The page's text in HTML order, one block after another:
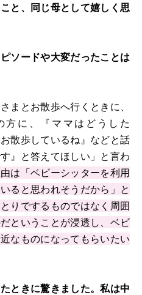
と、同じ母として嬉しく思
ソードや大変だったことは
まとお散歩へ行くときに、
に、『ママはどうした
散歩しているね』などと話
』と答えてほしい」と言わ
は「ベビーシッターを利用
ると思われそうだから」と
りでするものではなく周囲
ということが浸透し、ベビ
なものになってもらいたい
ときに驚きました。私は中